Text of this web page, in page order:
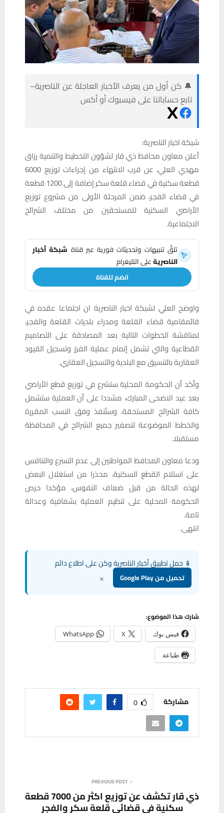
🔔 كن أول من يعرف الأخبار العاجلة عن الناصرية–
تابع حساباتنا على فيسبوك أو أكس
شبكة اخبار الناصرية:
أعلن معاون محافظ ذي قار لشؤون التخطيط والتنمية رزاق
مهدي العلي، عن قرب الانتهاء من إجراءات توزيع 6000
قطعة سكنية في قضاء قلعة سكر إضافة إلى 1200 قطعة
في قضاء الفجر، ضمن المرحلة الأولى من مشروع توزيع
الأراضي السكنية للمستحقين من مختلف الشرائح
الاجتماعية.
تلقَّ تنبيهات وتحديثات فورية عبر قناة شبكة أخبار
الناصريةعلى التليغرام
انضم للقناة
واوضح العلي لشبكة اخبار الناصرية ان اجتماعا عقده في
قائمقامية قضاء القلعة ومدراء بلديات القلعة والفجر،
لمناقشة الخطوات التالية بعد المصادقة على التصاميم
القطاعية والتي تشمل إتمام عملية الفرز وتسجيل القيود
العقارية بالتنسيق مع البلدية والتسجيل العقاري.
وأكد أن الحكومة المحلية ستشرع في توزيع قطع الأراضي
بعد عيد الاضحى المبارك، مشددا على أن العملية ستشمل
كافة الشرائح المستحقة، وستُنفذ وفق النسب المقررة
والخطط الموضوعة لتصفير جميع الشرائح في المحافظة
مستقبلا.
ودعا معاون المحافظ المواطنين إلى عدم التسرع والتنافس
على استلام القطع السكنية، محذرا من استغلال البعض
لهذه الحالة من قبل ضعاف النفوس، مؤكدا حرص
الحكومة المحلية على تنظيم العملية بشفافية وعدالة
تامة.
انتهى.
📱 حمل تطبيق أخبار الناصرية وكن على اطلاع دائم
تحميل من Google Play ×
شارك هذا الموضوع:
فيس بوك X
WhatsApp
طباعة
مشاركة 0
PREVIOUS POST
ذي قار تكشف عن توزيع اكثر من 7000 قطعة
سكنية في قضائي قلعة سكر والفجر